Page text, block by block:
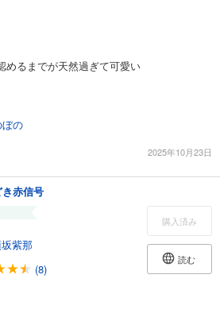
めるまでが天然過ぎて可愛い
ぼの
2025年10月23日
赤信号
紫那
(8)
購入済み
読む